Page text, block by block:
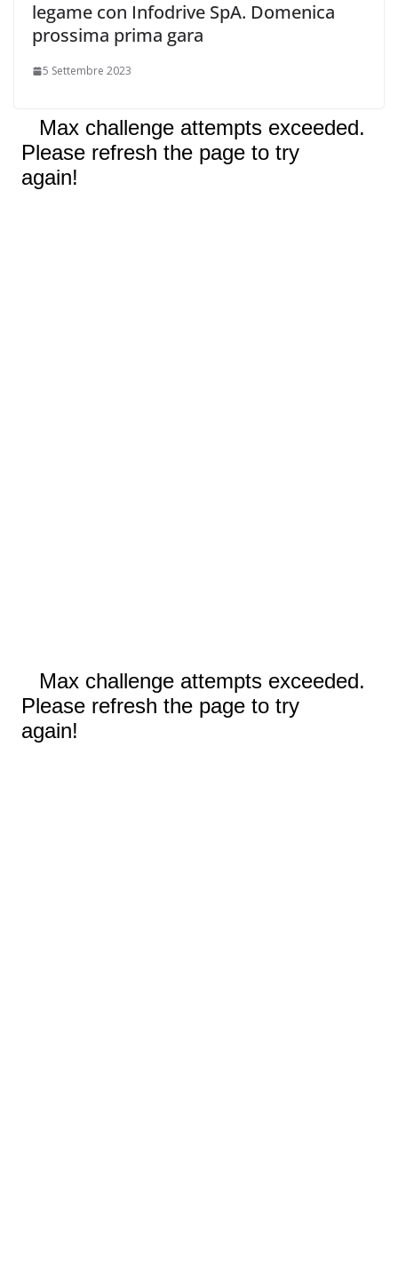
legame con Infodrive SpA. Domenica
prossima prima gara
5 Settembre 2023